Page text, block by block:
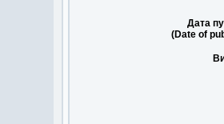
Дата
(Date of